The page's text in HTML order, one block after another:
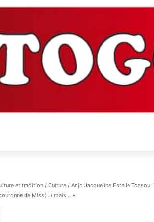
et tradition / Culture / Adjo Jacqueline Estelle
de Miss(…) mais… »